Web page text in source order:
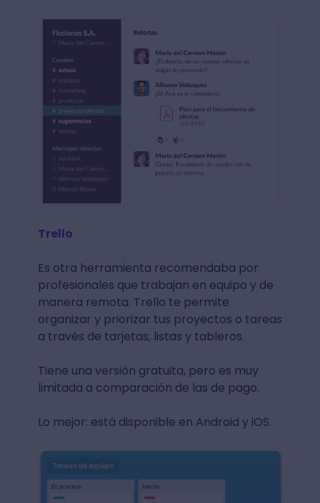
Trello
Es otra herramienta recomendaba por
profesionales que trabajan en equipo y de
manera remota. Trello te permite
organizar y priorizar tus proyectos o tareas
a través de tarjetas, listas y tableros.
Tiene una versión gratuita, pero es muy
limitada a comparación de las de pago.
Lo mejor: está disponible en Android y iOS.